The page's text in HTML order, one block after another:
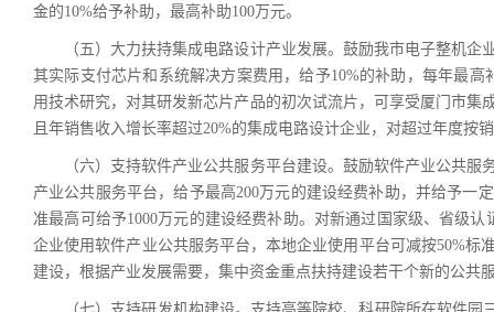
金的10%给予补助，最高补助100万元。
（五）大力扶持集成电路设计产业发展。鼓励我市电子整机企
其实际支付芯片和系统解决方案费用，给予10%的补助，每年最
用技术研究，对其研发新芯片产品的初次试流片，可享受厦门市集
且年销售收入增长率超过20%的集成电路设计企业，对超过年度按
（六）支持软件产业公共服务平台建设。鼓励软件产业公共服
产业公共服务平台，给予最高200万元的建设经费补助，并给予一
准最高可给予1000万元的建设经费补助。对新通过国家级、省级
企业使用软件产业公共服务平台，本地企业使用平台可减按50%
建设，根据产业发展需要，集中资金重点扶持建设若干个新的公共